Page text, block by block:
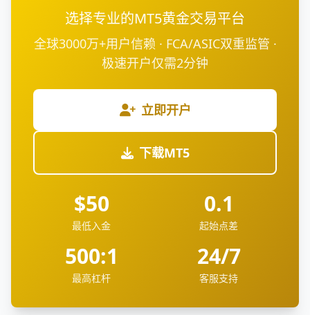
选择专业的MT5黄金交易平台
全球3000万+用户信赖 · FCA/ASIC双重监管 ·
极速开户仅需2分钟
立即开户
下载MT5
$50
最低入金
0.1
起始点差
500:1
最高杠杆
24/7
客服支持